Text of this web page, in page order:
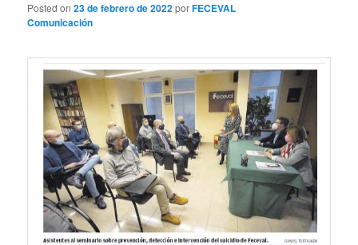
Posted on23 de febrero de 2022porFECEVAL
Comunicación